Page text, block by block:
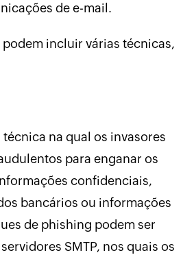
de e-mail.
podem incluir várias técnicas,
na qual os invasores
para enganar os
confidenciais,
bancários ou informações
de phishing podem ser
SMTP, nos quais os